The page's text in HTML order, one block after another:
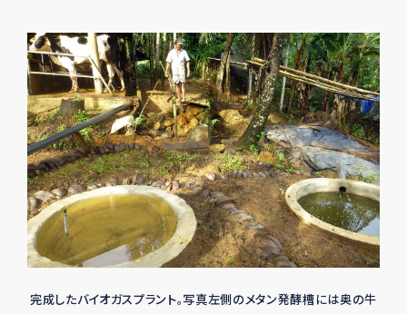
完成したバイオガスプラント。写真左側のメタン発酵槽には奥の牛